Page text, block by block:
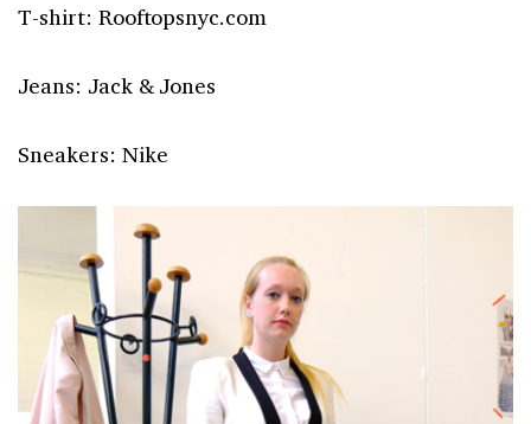
T-shirt: Rooftopsnyc.com
Jeans: Jack & Jones
Sneakers: Nike